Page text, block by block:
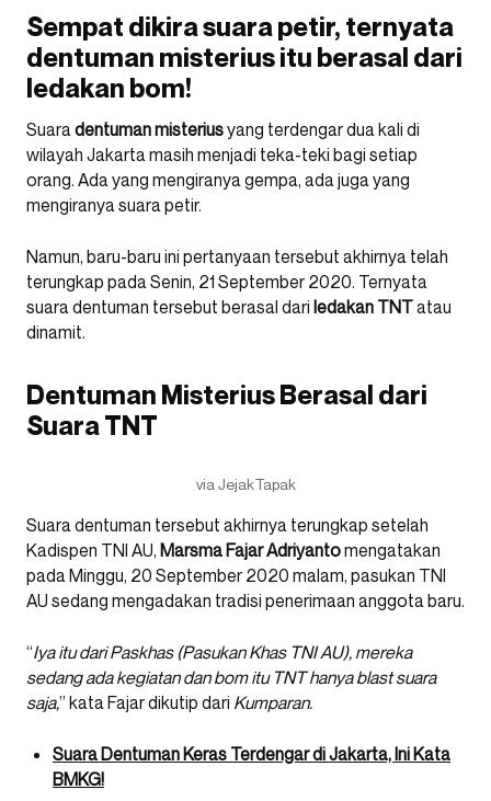
Sempat dikira suara petir, ternyata
dentuman misterius itu berasal dari
ledakan bom!
Suaradentuman misteriusyang terdengar dua kali di
wilayah Jakarta masih menjadi teka-teki bagi setiap
orang. Ada yang mengiranya gempa, ada juga yang
mengiranya suara petir.
Namun, baru-baru ini pertanyaan tersebut akhirnya telah
terungkap pada Senin, 21 September 2020. Ternyata
suara dentuman tersebut berasal dari ledakan TNTatau
dinamit.
Dentuman Misterius Berasal dari
Suara TNT
via JejakTapak
Suara dentuman tersebut akhirnya terungkap setelah
Kadispen TNI AU, Marsma Fajar Adriyantomengatakan
pada Minggu, 20 September 2020 malam, pasukan TNI
AU sedang mengadakan tradisi penerimaan anggota baru.
“Iya itu dari Paskhas (Pasukan Khas TNI AU), mereka
sedang ada kegiatan dan bom itu TNT hanya blast suara
saja,” kata Fajar dikutip dari Kumparan.
Suara Dentuman Keras Terdengar di Jakarta, Ini Kata
BMKG!